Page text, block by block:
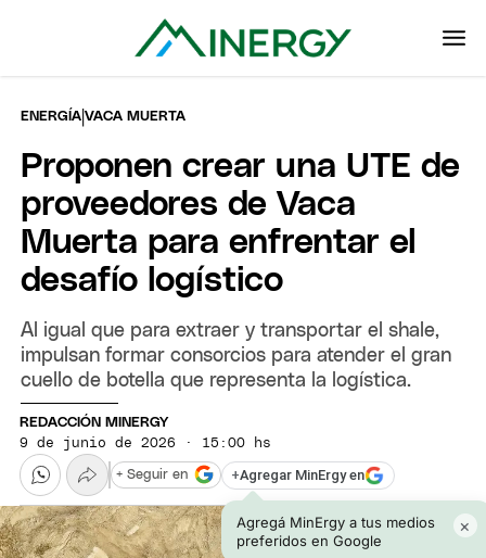
ENERGÍA |VACA MUERTA
Proponen crear una UTE de
proveedores de Vaca
Muerta para enfrentar el
desafío logístico
Al igual que para extraer y transportar el shale,
impulsan formar consorcios para atender el gran
cuello de botella que representa la logística.
REDACCIÓN MINERGY
9 de junio de 2026 · 15:00 hs
+Agregar MinErgy en
Agregá MinErgy a tus medios
preferidos en Google
×
+ Seguir en